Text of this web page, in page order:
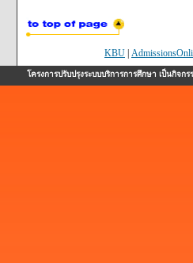
KBU
โครงการปรับปรุงระบบบริการการศึกษา เป็นกิ